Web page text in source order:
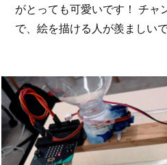
がとっても可愛いです！ チャ
で、絵を描ける人が羨ましいで